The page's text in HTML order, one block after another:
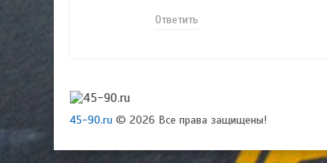
Ответить
45-90.ru © 2026 Все права защищены!